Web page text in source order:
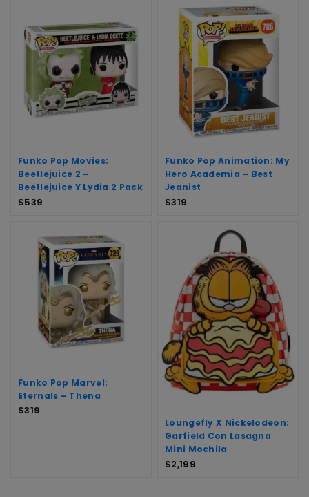
Funko Pop Movies:
Beetlejuice 2 –
Beetlejuice Y Lydia 2 Pack
$539
Funko Pop Animation: My
Hero Academia – Best
Jeanist
$319
Funko Pop Marvel:
Eternals – Thena
$319
Loungefly X Nickelodeon:
Garfield Con Lasagna
Mini Mochila
$2,199